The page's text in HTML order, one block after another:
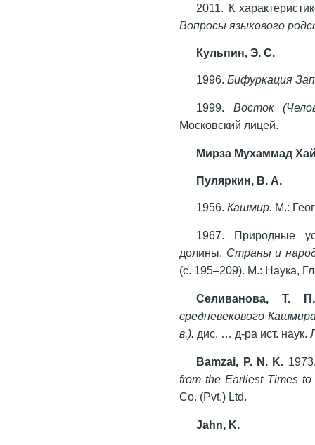
2011. К
Вопросы языкового
Кульпин, Э. С.
1996.Бифуркация
1999. Восток
Московский лицей.
Мирза Мухаммад
Пуляркин, В. А.
1956.Кашмир. М.:
1967. Природные
долины. Страны и
(с. 195–209). М.: Наука,
Селиванова, Т.
средневекового
в.). дис. … д-ра ист. наук.
Bamzai, P. N. K.
from the Earliest Times
Co. (Pvt.) Ltd.
Jahn, K.